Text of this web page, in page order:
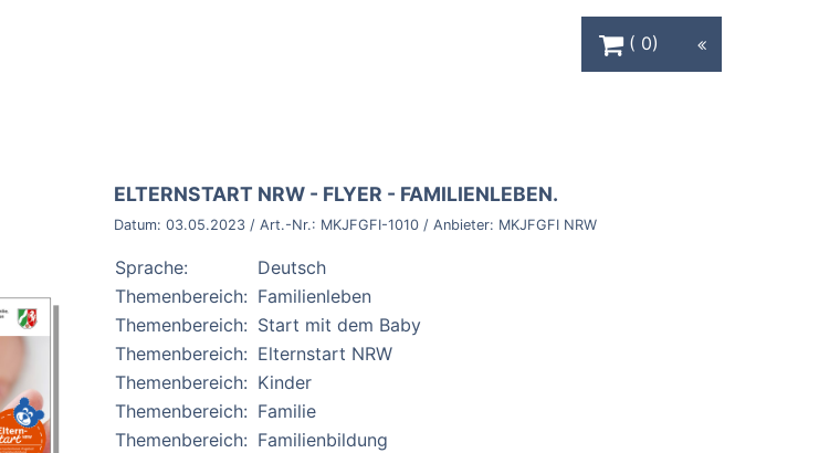
0
BROSCHÜRE:
ELTERNSTART NRW - FLYER - ​FAMILIENLEBEN.
Datum: 03.05.2023 / Art.-Nr.: MKJFGFI-1010 / Anbieter: MKJFGFI NRW
Sprache:
Deutsch
Themenbereich: Familienleben
Themenbereich: Start mit dem Baby
Themenbereich: Elternstart NRW
Themenbereich: Kinder
Themenbereich: Familie
Themenbereich: Familienbildung